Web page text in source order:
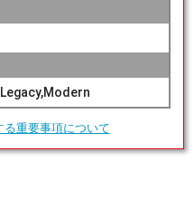
る重要事項について